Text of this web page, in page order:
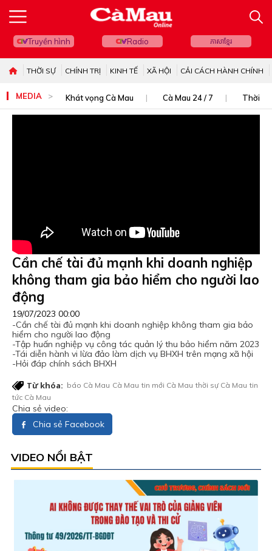
Truyền hình Radio ភាសាខ្មែរ
THỜI SỰ CHÍNH TRỊ KINH TẾ XÃ HỘI CẢI CÁCH HÀNH CHÍNH
MEDIA Khát vọng Cà Mau Cà Mau 24 / 7 Thời sự
Cần chế tài đủ mạnh khi doanh nghiệp
không tham gia bảo hiểm cho người lao
động
19/07/2023 00:00
-Cần chế tài đủ mạnh khi doanh nghiệp không tham gia bảo
hiểm cho người lao động
-Tập huấn nghiệp vụ công tác quản lý thu bảo hiểm năm 2023
-Tái diễn hành vi lừa đảo làm dịch vụ BHXH trên mạng xã hội
-Hỏi đáp chính sách BHXH
Từ khóa: báo Cà Mau Cà Mau tin mới Cà Mau thời sự Cà Mau tin
tức Cà Mau
Chia sẻ video:
Chia sẻ Facebook
VIDEO NỔI BẬT